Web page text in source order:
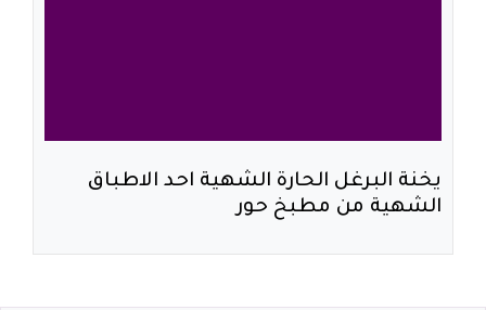
يخنة البرغل الحارة الشهية احد الاطباق
الشهية من مطبخ حور